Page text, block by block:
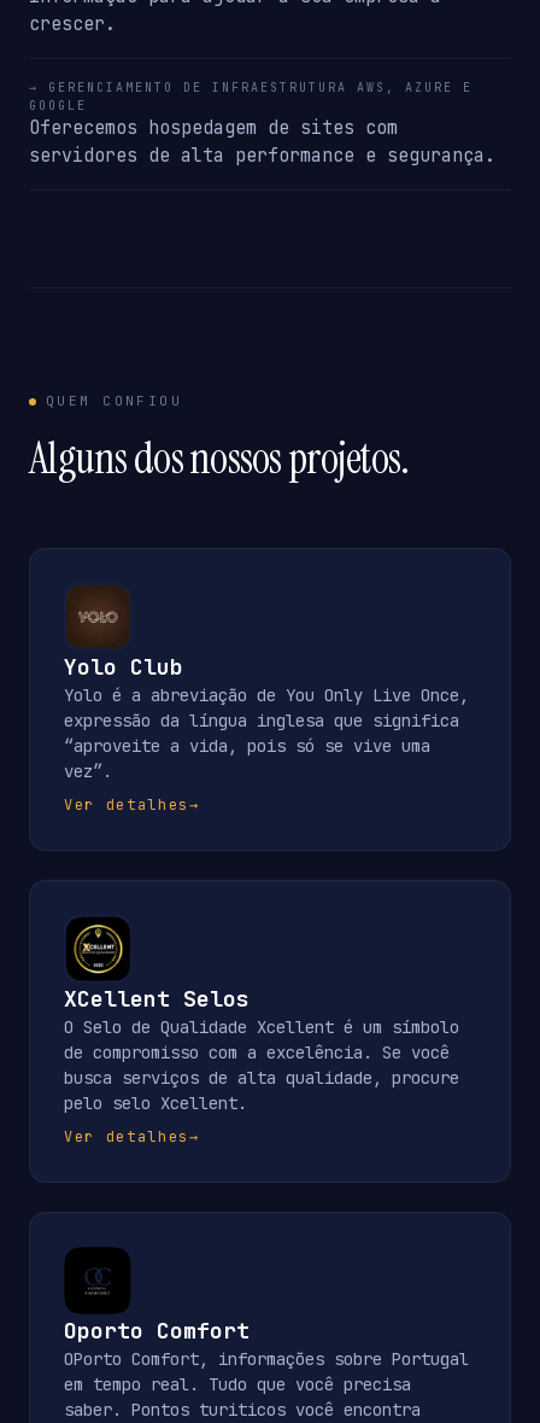
crescer.
→ GERENCIAMENTO DE INFRAESTRUTURA AWS, AZURE E
GOOGLE
Oferecemos hospedagem de sites com
servidores de alta performance e segurança.
QUEM CONFIOU
Alguns dos nossos projetos.
Yolo Club
Yolo é a abreviação de You Only Live Once,
expressão da língua inglesa que significa
“aproveite a vida, pois só se vive uma
vez”.
Ver detalhes→
XCellent Selos
O Selo de Qualidade Xcellent é um símbolo
de compromisso com a excelência. Se você
busca serviços de alta qualidade, procure
pelo selo Xcellent.
Ver detalhes→
Oporto Comfort
OPorto Comfort, informações sobre Portugal
em tempo real. Tudo que você precisa
saber. Pontos turiticos você encontra